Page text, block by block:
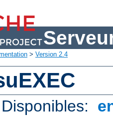
> Version 2.4